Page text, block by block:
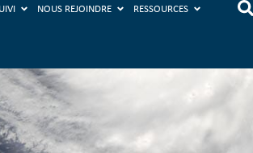
NOUS REJOINDRE RESSOURCES